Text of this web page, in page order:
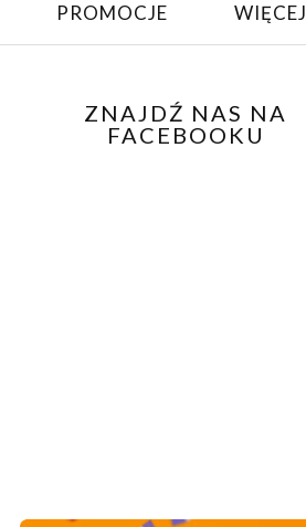
PROMOCJE WIĘCEJ
ZNAJDŹ NAS NA
FACEBOOKU